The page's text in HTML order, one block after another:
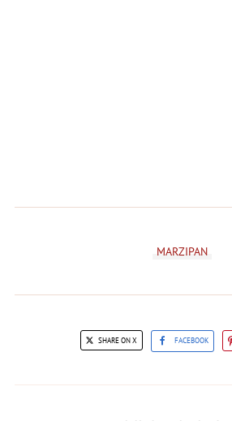
MARZIPAN
SHARE ON X FACEBOOK